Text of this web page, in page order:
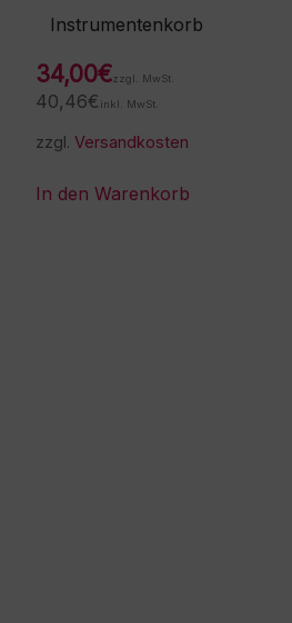
Instrumentenkorb
34,00€zzgl. MwSt.
40,46€ inkl. MwSt.
zzgl. Versandkosten
In den Warenkorb